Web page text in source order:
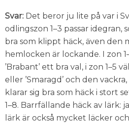
Svar: Det beror ju lite på var i
odlingszon 1–3 passar idegran,
bra som klippt häck, även den
hemlocken är lockande. I zon
’Brabant’ ett bra val, i zon 1–5
eller ’Smaragd’ och den
klarar sig bra som häck i stort
1–8. Barrfällande häck av lärk:
lärk är också mycket läcker